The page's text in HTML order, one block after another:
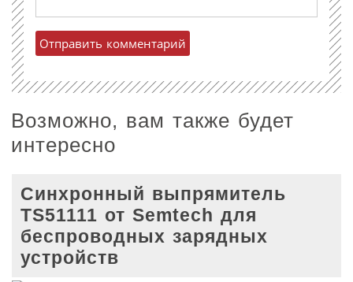
Возможно, вам также будет
интересно
Синхронный выпрямитель
TS51111 от Semtech для
беспроводных зарядных
устройств